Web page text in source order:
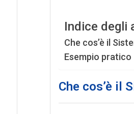
Indice degli
Che cos’è il
Esempio pratico
Che cos’è il